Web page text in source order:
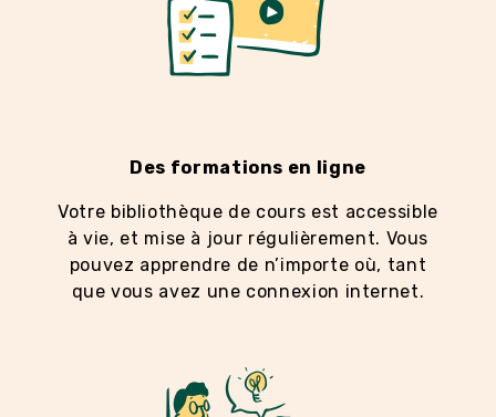
Des formations en ligne
Votre bibliothèque de cours est accessible
à vie, et mise à jour régulièrement. Vous
pouvez apprendre de n’importe où, tant
que vous avez une connexion internet.